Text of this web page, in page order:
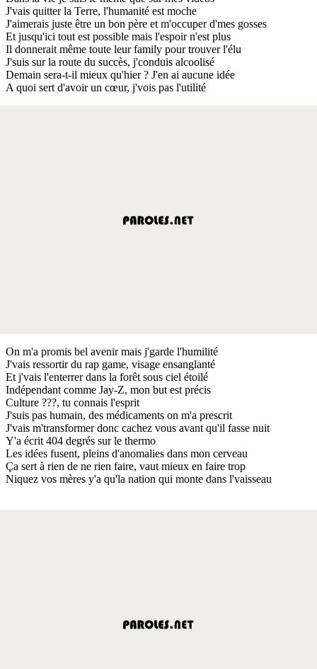
J'vais quitter la Terre, l'humanité est moche
J'aimerais juste être un bon père et m'occuper d'mes gosses
Et jusqu'ici tout est possible mais l'espoir n'est plus
Il donnerait même toute leur family pour trouver l'élu
J'suis sur la route du succès, j'conduis alcoolisé
Demain sera-t-il mieux qu'hier ? J'en ai aucune idée
A quoi sert d'avoir un cœur, j'vois pas l'utilité
On m'a promis bel avenir mais j'garde l'humilité
J'vais ressortir du rap game, visage ensanglanté
Et j'vais l'enterrer dans la forêt sous ciel étoilé
Indépendant comme Jay-Z, mon but est précis
Culture ???, tu connais l'esprit
J'suis pas humain, des médicaments on m'a prescrit
J'vais m'transformer donc cachez vous avant qu'il fasse nuit
Y'a écrit 404 degrés sur le thermo
Les idées fusent, pleins d'anomalies dans mon cerveau
Ça sert à rien de ne rien faire, vaut mieux en faire trop
Niquez vos mères y'a qu'la nation qui monte dans l'vaisseau